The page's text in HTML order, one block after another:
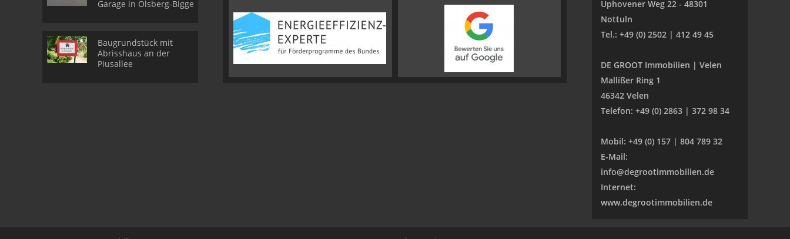
Garage in Olsberg-Bigge
Baugrundstück mit
Abrisshaus an der
Piusallee
Uphovener Weg 22 - 48301
Nottuln
Tel.: +49 (0) 2502 | 412 49 45
DE GROOT Immobilien | Velen
Mallißer Ring 1
46342 Velen
Telefon: +49 (0) 2863 | 372 98 34
Mobil: +49 (0) 157 | 804 789 32
E-Mail:
info@degrootimmobilien.de
Internet:
www.degrootimmobilien.de